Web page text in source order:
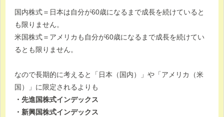
国内株式＝日本は自分が60歳になるまで成長を続けていると
も限りません。
米国株式＝アメリカも自分が60歳になるまで成長を続けてい
るとも限りません。
なので長期的に考えると「日本（国内）」や「アメリカ（米
国）」に限定されるよりも
・先進国株式インデックス
・新興国株式インデックス